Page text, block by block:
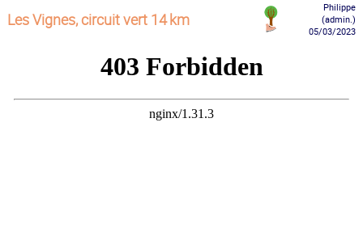
Les Vignes, circuit vert 14 km
Philippe
(admin.)
05/03/2023